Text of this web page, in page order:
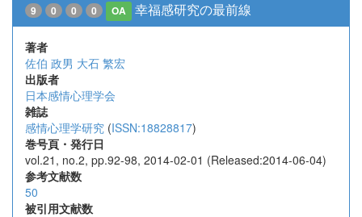
9 0 0 0 OA 幸福感研究の最前線
著者
佐伯 政男 大石 繁宏
出版者
日本感情心理学会
雑誌
感情心理学研究 (ISSN:18828817)
巻号頁・発行日
vol.21, no.2, pp.92-98, 2014-02-01 (Released:2014-06-04)
参考文献数
50
被引用文献数